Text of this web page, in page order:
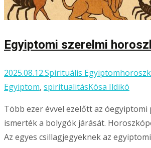
Egyiptomi szerelmi
2025.08.12.Spirituális Egyiptom
Egyiptom, spiritualitásKósa Ildikó
Több ezer évvel ezelőtt az óegyiptomi
ismerték a bolygók járását.
Az egyes csillagjegyeknek az